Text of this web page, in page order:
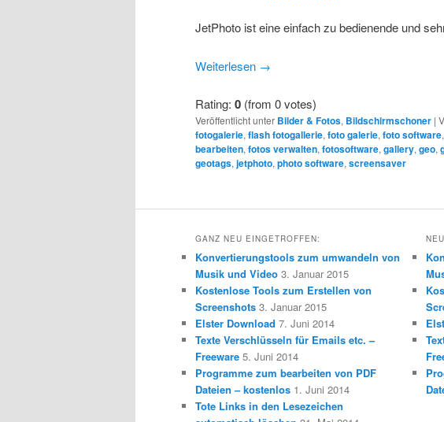
JetPhoto ist eine einfach zu bedienende und
Weiterlesen →
Rating: 0 (from 0 votes)
Veröffentlicht unter Bilder & Fotos, Bildschirmschoner |
fotogalerie, flash fotogallerie, foto galerie, foto software,
bearbeiten, fotos verwalten, fotosoftware, gallery, geo,
geotags, jetphoto, photo software, screensaver
GANZ NEU EINGETROFFEN:
Konvertierungstools zum umwandeln von
Musik und Video 3. Januar 2015
Kostenlose Tools zum Erstellen von
Screenshots 3. Januar 2015
Elster Download 7. Juni 2014
Texte Verschlüsseln für Emails etc. –
Freeware 5. Juni 2014
Programme zum bearbeiten von PDF
Dateien – kostenlos 1. Juni 2014
Tote Links in den Lesezeichen